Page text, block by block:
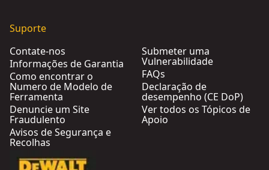
Suporte
Contate-nos
Informações de Garantia
Como encontrar o
Numero de Modelo de
Ferramenta
Denuncie um Site
Fraudulento
Avisos de Segurança e
Recolhas
Submeter uma
Vulnerabilidade
FAQs
Declaração de
desempenho (CE DoP)
Ver todos os Tópicos de
Apoio